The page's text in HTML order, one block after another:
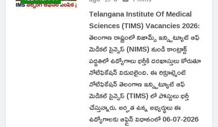
Telangana Institute Of Medical
Sciences (TIMS) Vacancies 2026:
తెలంగాణ రాష్ట్రంలో నిజామ్స్ ఇన్స్టిట్యూట్ ఆఫ్
మెడికల్ సైన్సెస్ (NIMS) నుండి కాంట్రాక్ట్
పద్ధతిలో ఉద్యోగాలు భర్తీకి దరఖాస్తులు కోరుతూ
నోటిఫికేషన్ విడుదలైంది. ఈ రిక్రూట్మెంట్
నోటిఫికేషన్ తెలంగాణ ఇన్స్టిట్యూట్ ఆఫ్
మెడికల్ సైన్సెస్ (TIMS) లో పోస్టులు భర్తీ
చేస్తున్నారు. అర్హత ఉన్న అభ్యర్థులు ఈ
ఉద్యోగాలకు ఆఫ్లైన్ విధానంలో 06-07-2026